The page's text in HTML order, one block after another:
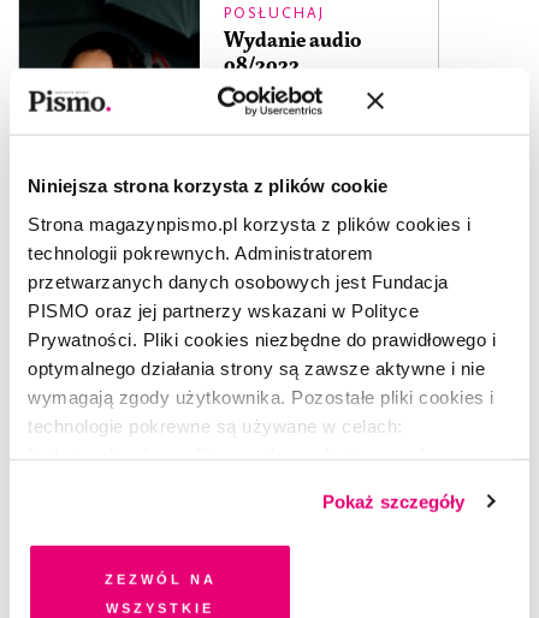
Niniejsza strona korzysta z plików cookie
Strona magazynpismo.pl korzysta z plików cookies i
technologii pokrewnych. Administratorem
przetwarzanych danych osobowych jest Fundacja
PISMO oraz jej partnerzy wskazani w Polityce
Prywatności. Pliki cookies niezbędne do prawidłowego i
optymalnego działania strony są zawsze aktywne i nie
wymagają zgody użytkownika. Pozostałe pliki cookies i
technologie pokrewne są używane w celach:
dobrowolną zgodę na pliki cookies i technologie
pokrewne, zgadzasz się na przechowywanie informacji
na Twoim urządzeniu końcowym lub dostęp do niego i
przetwarzanie danych. Zgodę na wszystkie lub niektóre
Pokaż szczegóły
Zezwól na
wszystkie
POSŁUCHAJ
Wydanie audio
08/2022
REDAKCJA
POSŁUCHAJ
07/2022
REDAKCJA
5.07.2022 23:07:34
Wydanie audio
REDAKCJA